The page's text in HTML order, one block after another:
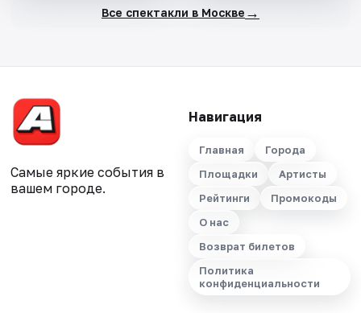
Все спектакли в Москве →
Самые яркие события в
вашем городе.
Навигация
Главная
Города
Площадки
Артисты
Рейтинги
Промокоды
О нас
Возврат билетов
Политика
конфиденциальности